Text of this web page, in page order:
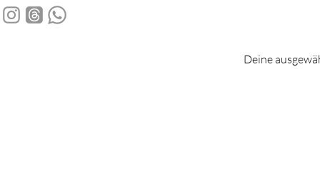
Deine